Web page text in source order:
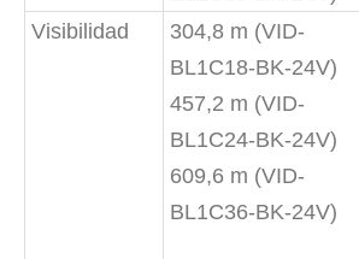
Visibilidad
304,8 m (VID-
BL1C18-BK-24V)
457,2 m (VID-
BL1C24-BK-24V)
609,6 m (VID-
BL1C36-BK-24V)